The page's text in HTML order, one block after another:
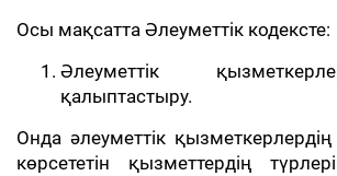
Осы мақсатта Әлеуметтік кодексте:
Әлеуметтік
қалыптастыру.
Онда әлеуметтік қызметкерлердің
көрсететін қызметтердің